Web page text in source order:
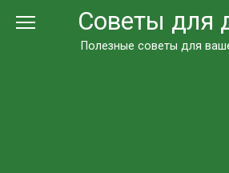
Советы для
Полезные советы для